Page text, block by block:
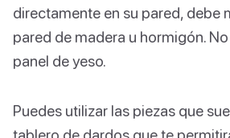
directamente en su pared, debe
pared de madera u hormigón.
panel de yeso.
Puedes utilizar las piezas que